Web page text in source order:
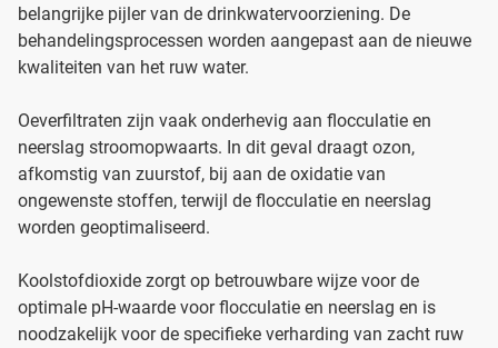
belangrijke pijler van de drinkwatervoorziening. De
behandelingsprocessen worden aangepast aan de nieuwe
kwaliteiten van het ruw water.
Oeverfiltraten zijn vaak onderhevig aan flocculatie en
neerslag stroomopwaarts. In dit geval draagt ozon,
afkomstig van zuurstof, bij aan de oxidatie van
ongewenste stoffen, terwijl de flocculatie en neerslag
worden geoptimaliseerd.
Koolstofdioxide zorgt op betrouwbare wijze voor de
optimale pH-waarde voor flocculatie en neerslag en is
noodzakelijk voor de specifieke verharding van zacht ruw